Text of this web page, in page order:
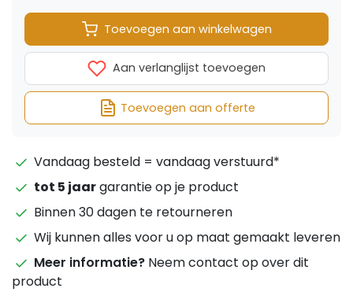
Toevoegen aan winkelwagen
Aan verlanglijst toevoegen
Toevoegen aan offerte
Vandaag besteld = vandaag verstuurd*
tot 5 jaargarantie op je product
Binnen 30 dagen te retourneren
Wij kunnen alles voor u op maat gemaakt leveren
Meer informatie? Neem contact op over dit
product